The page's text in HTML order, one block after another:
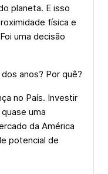
planeta. E isso
física e
uma decisão
anos? Por quê?
no País. Investir
uma
da América
potencial de